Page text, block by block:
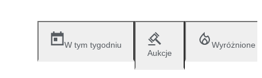
W tym tygodniu
Aukcje
Wyróżnione